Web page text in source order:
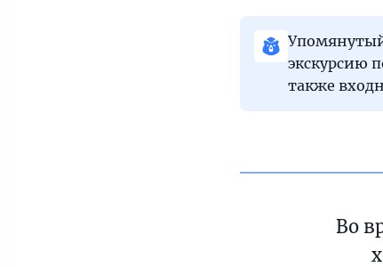
экскурсию
также
Во